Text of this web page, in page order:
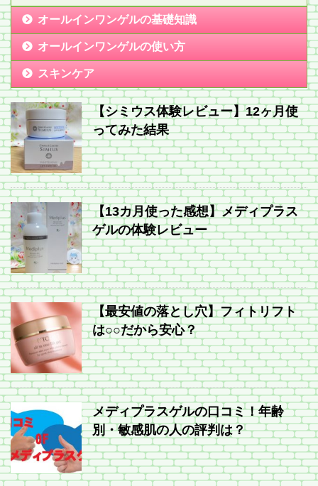
オールインワンゲルの基礎知識
オールインワンゲルの使い方
スキンケア
【シミウス体験レビュー】12ヶ月使
ってみた結果
【13カ月使った感想】メディプラス
ゲルの体験レビュー
【最安値の落とし穴】フィトリフト
は○○だから安心？
メディプラスゲルの口コミ！年齢
別・敏感肌の人の評判は？